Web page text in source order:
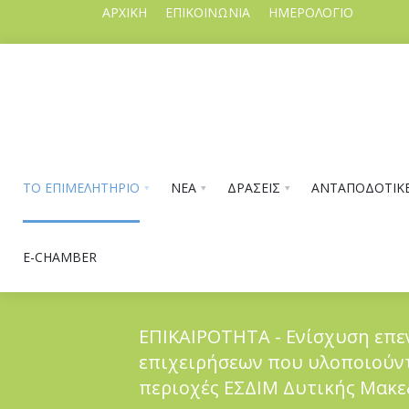
ΑΡΧΙΚΗ ΕΠΙΚΟΙΝΩΝΙΑ ΗΜΕΡΟΛΟΓΙΟ
ΤΟ ΕΠΙΜΕΛΗΤΗΡΙΟ ΝΕΑ ΔΡΑΣΕΙΣ
E-CHAMBER
ΤΟ ΕΠΙΜΕΛΗΤΗΡΙΟ
ΕΠΙΚΑΙΡΟΤΗΤΑ - Ενίσχυση
επιχειρήσεων που
περιοχές ΕΣΔΙΜ Δυτικής